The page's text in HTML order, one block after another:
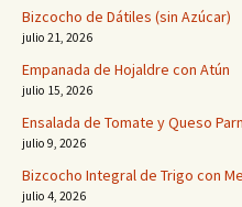
Bizcocho de Dátiles (sin Azúcar)
julio 21, 2026
Empanada de Hojaldre con Atún
julio 15, 2026
Ensalada de Tomate y Queso
julio 9, 2026
Bizcocho Integral de Trigo con
julio 4, 2026